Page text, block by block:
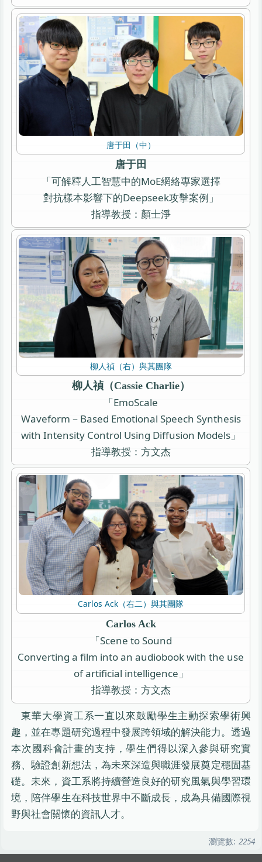
唐于田（中）
唐于田
「可解釋人工智慧中的MoE網絡專家選擇
對抗樣本影響下的Deepseek攻擊案例」
指導教授：顏士淨
柳人禎（右）與其團隊
柳人禎（Cassie Charlie）
「EmoScale
Waveform－Based Emotional Speech Synthesis
with Intensity Control Using Diffusion Models」
指導教授：方文杰
Carlos Ack（右二）與其團隊
Carlos Ack
「Scene to Sound
Converting a film into an audiobook with the use
of artificial intelligence」
指導教授：方文杰
東華大學資工系一直以來鼓勵學生主動探索學術興
趣，並在專題研究過程中發展跨領域的解決能力。透過
本次國科會計畫的支持，學生們得以深入參與研究實
務、驗證創新想法，為未來深造與職涯發展奠定穩固基
礎。未來，資工系將持續營造良好的研究風氣與學習環
境，陪伴學生在科技世界中不斷成長，成為具備國際視
野與社會關懷的資訊人才。
瀏覽數: 2254